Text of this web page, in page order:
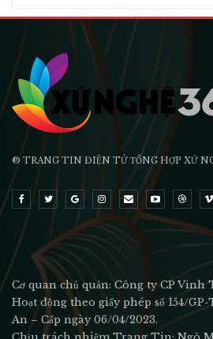
® TRANG TIN ĐIỆN TỬ ТỔNG HỢP XỨ
Cơ quan chủ quản: Công ty CP Vinh
Hoạt động theo giấy phép số 154/
An – Cấp ngày 06/04/2023.